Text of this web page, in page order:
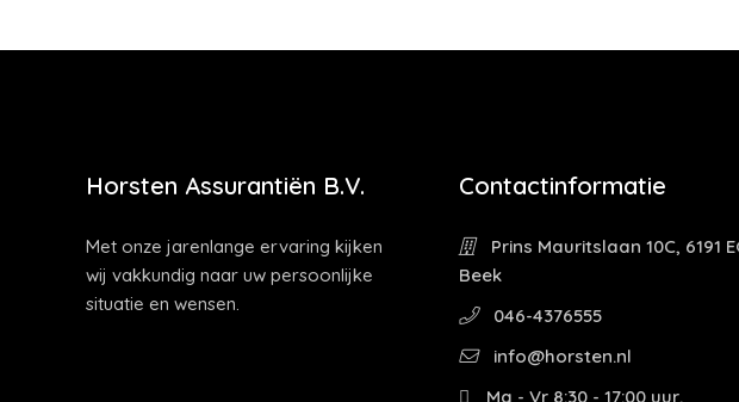
Horsten Assurantiën B.V.
Met onze jarenlange ervaring kijken
wij vakkundig naar uw persoonlijke
situatie en wensen.
Contactinformatie
Prins Mauritslaan 10C, 6191
Beek
046-4376555
info@horsten.nl
Ma - Vr 8:30 - 17:00 uur,